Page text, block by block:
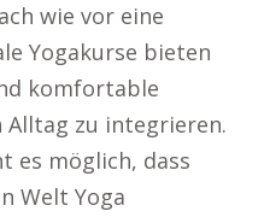
wie vor eine
Yogakurse bieten
komfortable
Alltag zu integrieren.
es möglich, dass
Welt Yoga